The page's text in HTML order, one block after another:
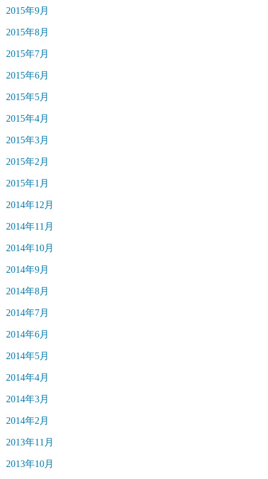
2015年9月
2015年8月
2015年7月
2015年6月
2015年5月
2015年4月
2015年3月
2015年2月
2015年1月
2014年12月
2014年11月
2014年10月
2014年9月
2014年8月
2014年7月
2014年6月
2014年5月
2014年4月
2014年3月
2014年2月
2013年11月
2013年10月